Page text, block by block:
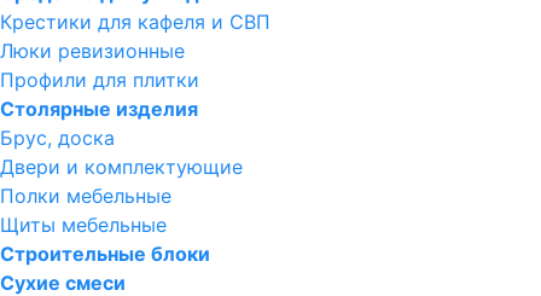
Крестики для кафеля и СВП
Люки ревизионные
Профили для плитки
Столярные изделия
Брус, доска
Двери и комплектующие
Полки мебельные
Щиты мебельные
Строительные блоки
Сухие смеси